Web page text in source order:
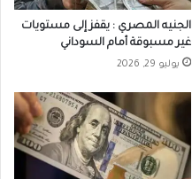
الجنيه المصري : يقفز إلى مستويات
غير مسبوقة أمام السوداني
يوليو 29, 2026